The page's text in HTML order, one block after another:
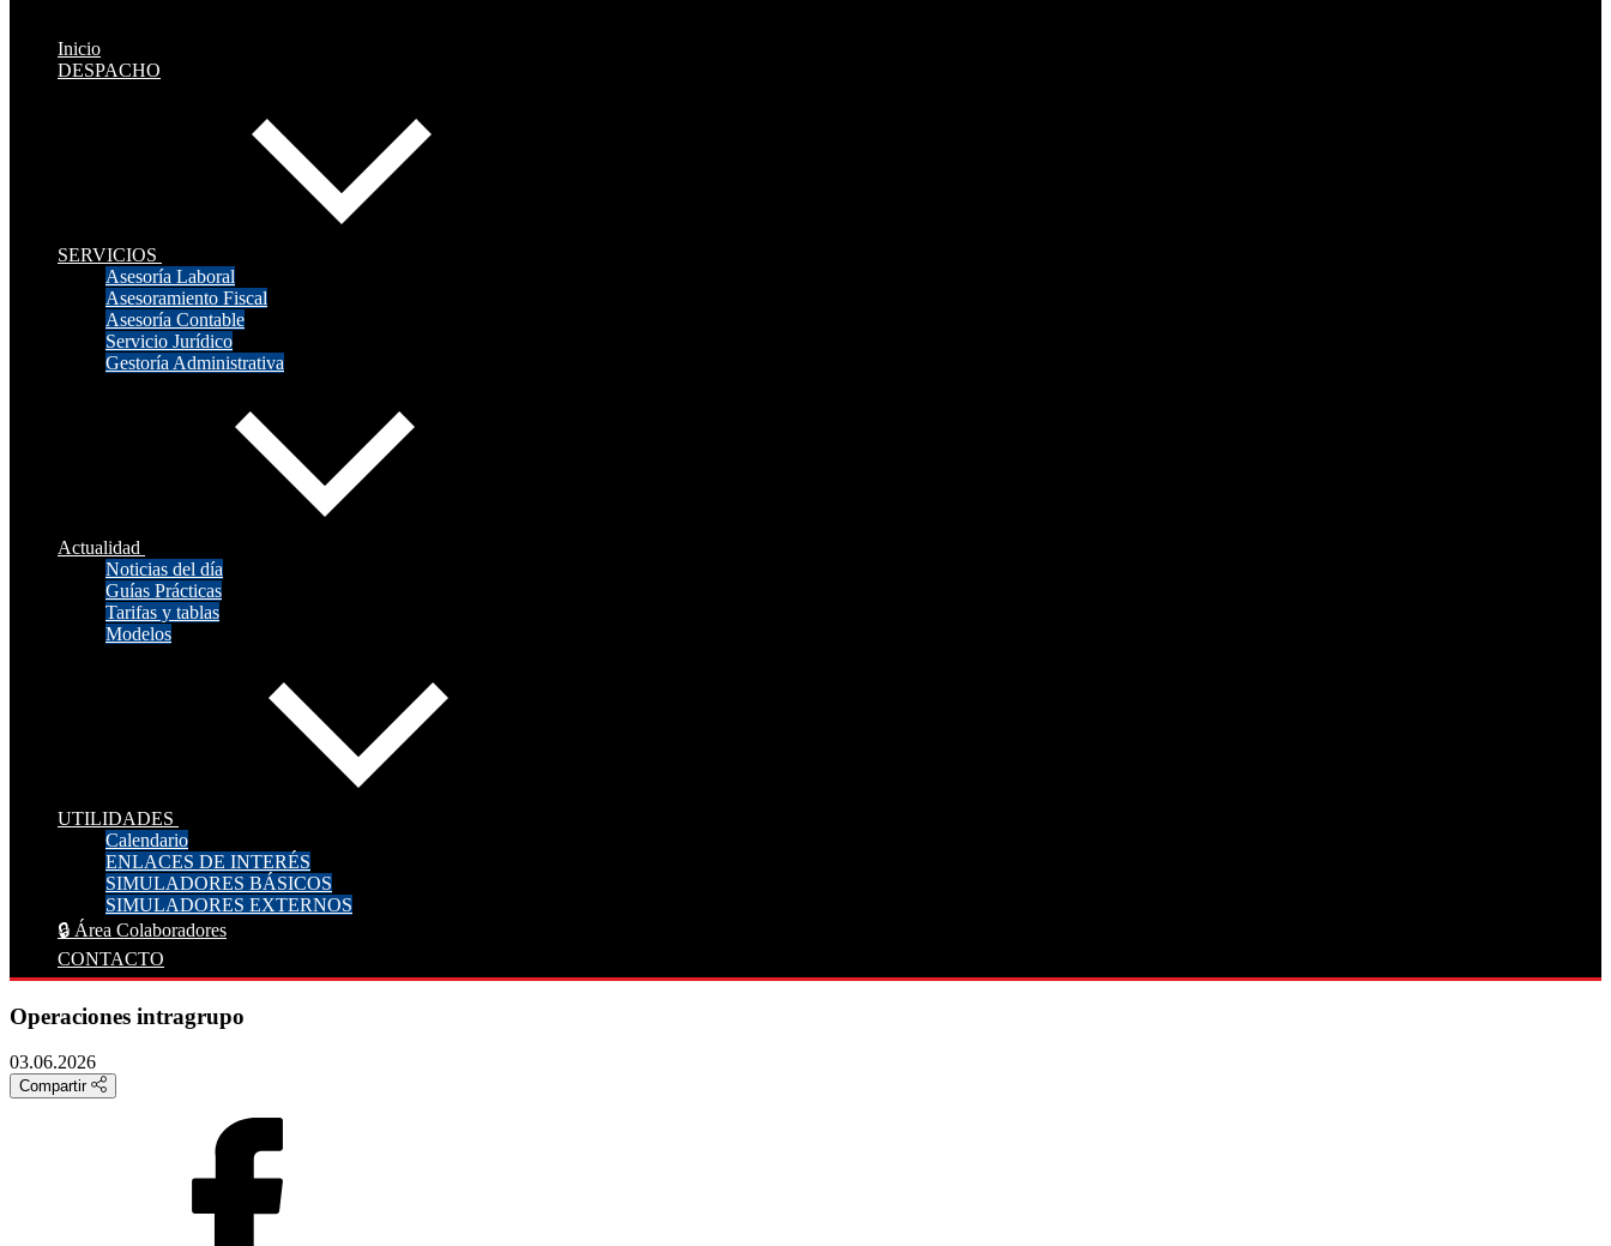
Inicio
DESPACHO
SERVICIOS
Asesoría Laboral
Asesoramiento Fiscal
Asesoría Contable
Servicio Jurídico
Gestoría Administrativa
Actualidad
Noticias del día
Guías Prácticas
Tarifas y tablas
Modelos
UTILIDADES
Calendario
ENLACES DE INTERÉS
SIMULADORES BÁSICOS
SIMULADORES EXTERNOS
🔒 Área Colaboradores
CONTACTO
Operaciones intragrupo
03.06.2026
Compartir